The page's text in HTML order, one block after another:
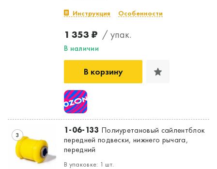
Инструкция Особенности
1 353 ₽ / упак.
В наличии
В корзину
3 1-06-133 Полиуретановый сайлентблок
передней подвески, нижнего рычага,
передний
В упаковке: 1 шт.